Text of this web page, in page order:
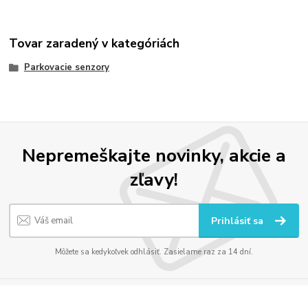
Tovar zaradený v kategóriách
Parkovacie senzory
Nepremeškajte novinky, akcie a
zľavy!
Prihlásiť sa
Môžete sa kedykoľvek odhlásiť. Zasielame raz za 14 dní.